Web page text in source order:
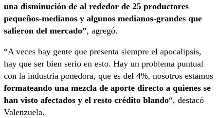
una disminución de al rededor de 25 productores
pequeños-medianos y algunos medianos-grandes que
salieron del mercado”, agregó.
“A veces hay gente que presenta siempre el apocalipsis,
hay que ser bien serio en esto. Hay un problema puntual
con la industria ponedora, que es del 4%, nosotros estamos
formateando una mezcla de aporte directo a quienes se
han visto afectados y el resto crédito blando“, destacó
Valenzuela.